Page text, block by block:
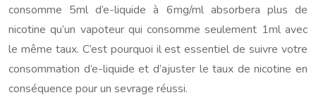
consomme 5ml d’e-liquide à 6mg/ml absorbera plus de
nicotine qu’un vapoteur qui consomme seulement 1ml avec
le même taux. C’est pourquoi il est essentiel de suivre votre
consommation d’e-liquide et d’ajuster le taux de nicotine en
conséquence pour un sevrage réussi.